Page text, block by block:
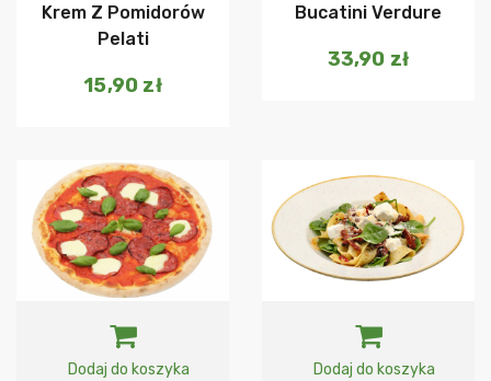
Krem Z Pomidorów
Pelati
15,90 zł
Bucatini Verdure
33,90 zł
Dodaj do koszyka Dodaj do koszyka